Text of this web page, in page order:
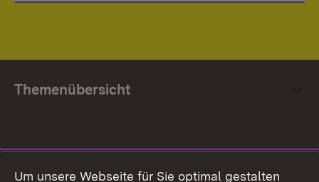
Themenübersicht
Um unsere Webseite für Sie optimal gestalten